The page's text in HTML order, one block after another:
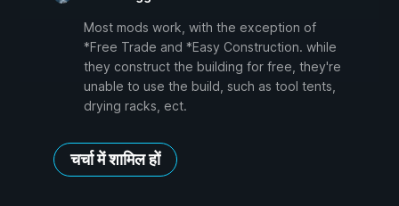
Most mods work, with the exception of
*Free Trade and *Easy Construction. while
they construct the building for free, they're
unable to use the build, such as tool tents,
drying racks, ect.
चर्चा में शामिल हों